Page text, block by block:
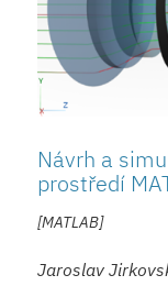
Návrh a
prostředí
[MATLAB]
Jaroslav